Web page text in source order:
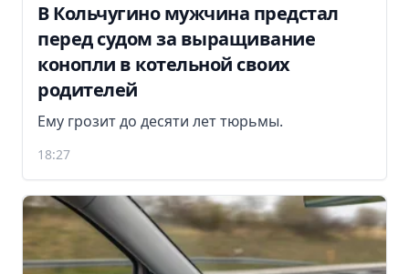
В Кольчугино мужчина предстал
перед судом за выращивание
конопли в котельной своих
родителей
Ему грозит до десяти лет тюрьмы.
18:27